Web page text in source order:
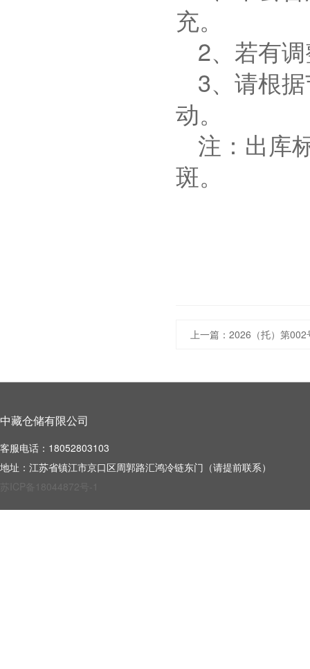
充。
2、若有
3、请根
动。
注：出库
斑。
上一篇： 2026（托）第002
中藏仓储有限公司
客服电话：18052803103
地址：江苏省镇江市京口区周郭路汇鸿冷链东门（请提前联系）
苏ICP备18044872号-1